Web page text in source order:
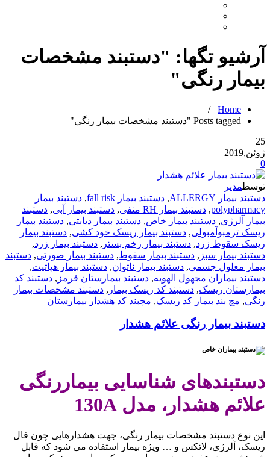
آرشیو تگها: "دستبند مشخصات
بیمار رنگی"
Home
/
Posts tagged "دستبند مشخصات بیمار رنگی"
25
ژوئن,2019
0
توسطمدیر
دستبند بیمار ALLERGY
, دستبند بیمار fall risk , دستبند بیمار
polypharmacy
, دستبند بیمار RH منفی , دستبند بیمار آبی, دستبند
بیمار آلرژی, دستبند بیمار خاص, دستبند بیمار دیابتی, دستبند بیمار
ریسک ترمبوآمبولی, دستبند بیمار ریسک خود کشی, دستبند بیمار
ریسک سقوط زرد, دستبند بیمار زخم بستر , دستبند بیمار زرد,
دستبند بیمار سبز , دستبند بیمار سقوط, دستبند بیمار صورتی, دستبند
بیمار معلول جسمی, دستبند بیمار ناتوان, دستبند بیمار هپاتیت,
دستبند بیماران مجهول الهویه, دستبند بیمارستان قرمز , دستبند کد
بیمارستان ریسک, دستبند کد ریسک بیمار , دستبند مشخصات بیمار
رنگی, مچ بند بیمار کد ریسک, مچبند کد هشدار بیمارستان
دستبند بیمار رنگی علائم هشدار
دستبندهای شناسایی بیماررنگی
علائم هشدار، مدل 130A
این نوع دستبند مشخصات بیمار رنگی، جهت هشدارهایی چون فال
ریسک، آلرژی، لاتکس و … ویژه بیمار استفاده می شود که قابل